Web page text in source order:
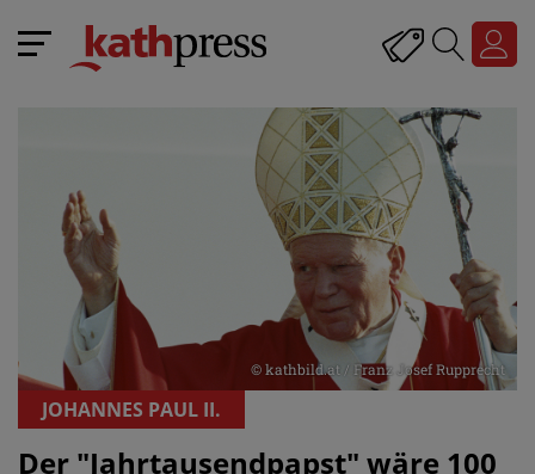
JOHANNES PAUL II.
© kathbild.at / Franz Josef Rupprecht
Der "Jahrtausendpapst" wäre 100